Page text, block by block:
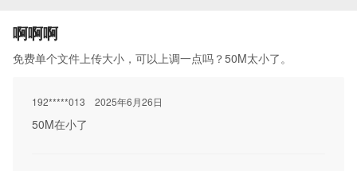
啊啊啊
免费单个文件上传大小，可以上调一点吗？50M太小了。
192*****013 2025年6月26日
50M在小了